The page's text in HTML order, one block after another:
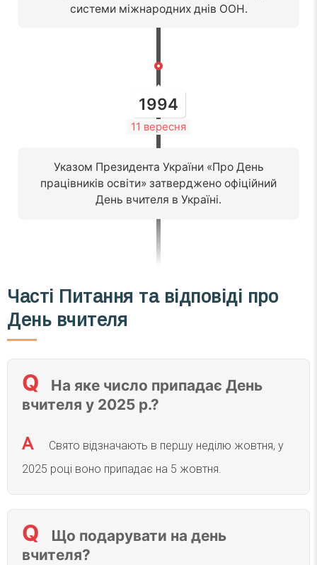
системи міжнародних днів ООН.
1994
11 вересня
Указом Президента України «Про День
працівників освіти» затверджено офіційний
День вчителя в Україні.
Часті Питання та відповіді про
День вчителя
На яке число припадає День
вчителя у 2025 р.?
Свято відзначають в першу неділю жовтня, у
2025 році воно припадає на 5 жовтня.
Що подарувати на день
вчителя?